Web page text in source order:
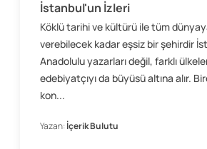
İstanbul'un İzleri
Köklü tarihi ve kültürü ile tüm
verebilecek kadar eşsiz bir şehirdir
Anadolulu yazarları değil, farklı
edebiyatçıyı da büyüsü altına alır.
kon...
Yazan:İçerik Bulutu